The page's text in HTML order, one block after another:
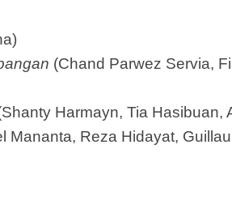
(Chand Parwez Servia,
Harmayn, Tia Hasibuan,
Mananta, Reza Hidayat,